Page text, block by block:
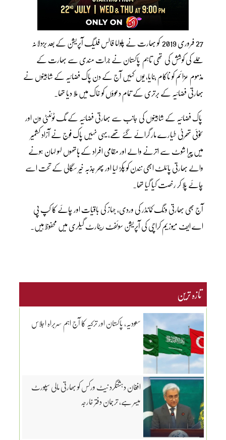
27 فروری 2019 کو بھارت نے پلواما فالس فلیگ آپریشن کے بعد بزدلانہ
حملے کی کوشش کی تھی تاہم پاکستان نے جرات مندی سے بھارت کے
مذموم عزائم کو ناکام بنایا، یوں کہیں آج کے دن پاک فضائیہ کے شاہینوں نے
بھارتی فضائیہ کے برتری کے تمام دعوؤں کو خاک میں ملا دیا تھا۔
پاک فضائیہ کے شاہینوں کی جانب سے بھارتی فضائیہ کے مگ ٹوئنٹی ون اور
سخوئی تھرٹی طیارے مار گرائے گئے تھے، یہی نہیں پاک فوج نے آزاد کشمیر
میں پیرا شوٹ سے اترنے والے اور مقامی افراد کے ہاتھوں لہو لہان ہونے
والے بھارتی پائلٹ ابھی نندن کو پکڑ لیا اور پھر جذبہ خیر سگالی کے تحت اسے
چائے پلا کر رخصت کیا گیا تھا۔
آج بھی بھارتی ونگ کمانڈر کی وردی، جہاز کی باقیات اور چائے کا کپ پی
اے ایف میوزیم کراچی کی آپریشن سوئفٹ ریٹارٹ گیلری میں محفوظ ہیں۔
تازہ ترین
سعودیہ، پاکستان اور ترکیہ کا آج اہم سربراہ اجلاس
افغان دہشتگرد نیٹ ورکس کو بھارتی مالی سپورٹ
میسر ہے، ترجمان دفتر خارجہ